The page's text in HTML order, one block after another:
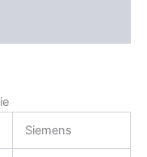
Siemens